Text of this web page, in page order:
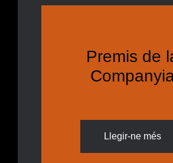
Premis de
Llegir-ne més